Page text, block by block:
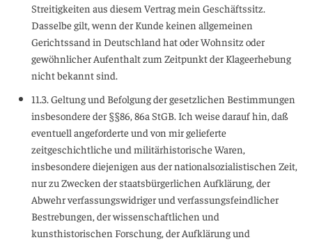
Streitigkeiten aus diesem Vertrag mein Geschäftssitz.
Dasselbe gilt, wenn der Kunde keinen allgemeinen
Gerichtssand in Deutschland hat oder Wohnsitz oder
gewöhnlicher Aufenthalt zum Zeitpunkt der Klageerhebung
nicht bekannt sind.
11.3. Geltung und Befolgung der gesetzlichen Bestimmungen
insbesondere der §§86, 86a StGB. Ich weise darauf hin, daß
eventuell angeforderte und von mir gelieferte
zeitgeschichtliche und militärhistorische Waren,
insbesondere diejenigen aus der nationalsozialistischen Zeit,
nur zu Zwecken der staatsbürgerlichen Aufklärung, der
Abwehr verfassungswidriger und verfassungsfeindlicher
Bestrebungen, der wissenschaftlichen und
kunsthistorischen Forschung, der Aufklärung und